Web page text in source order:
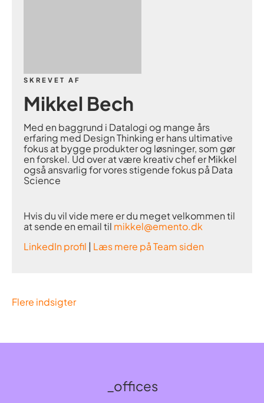
SKREVET AF
Mikkel Bech
Med en baggrund i Datalogi og mange års
erfaring med Design Thinking er hans ultimative
fokus at bygge produkter og løsninger, som gør
en forskel. Ud over at være kreativ chef er Mikkel
også ansvarlig for vores stigende fokus på Data
Science
Hvis du vil vide mere er du meget velkommen til
at sende en email til mikkel@emento.dk
LinkedIn profil | Læs mere på Team siden
Flere indsigter
_offices